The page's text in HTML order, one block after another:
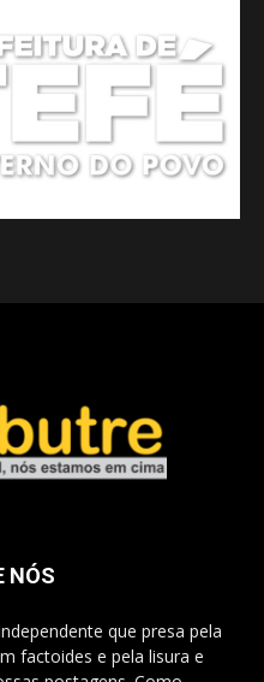
NÓS
que presa pela
factoides e pela lisura e